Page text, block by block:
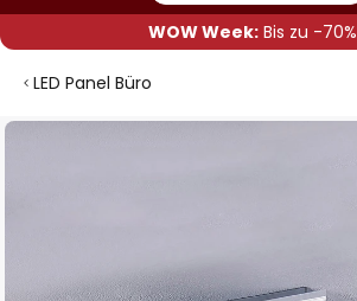
WOW Week:Bis zu -70%
LED Panel Büro
Zum